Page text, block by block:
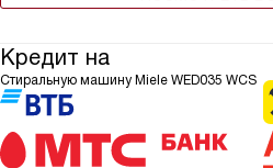
Кредит на
Стиральную машину Miele WED035 WCS